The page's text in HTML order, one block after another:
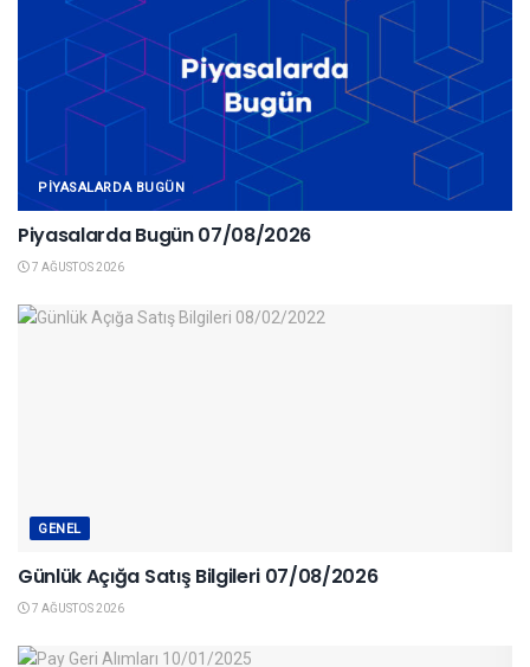
PIYASALARDA BUGÜN
Piyasalarda Bugün 07/08/2026
7 AĞUSTOS 2026
GENEL
Günlük Açığa Satış Bilgileri 07/08/2026
7 AĞUSTOS 2026